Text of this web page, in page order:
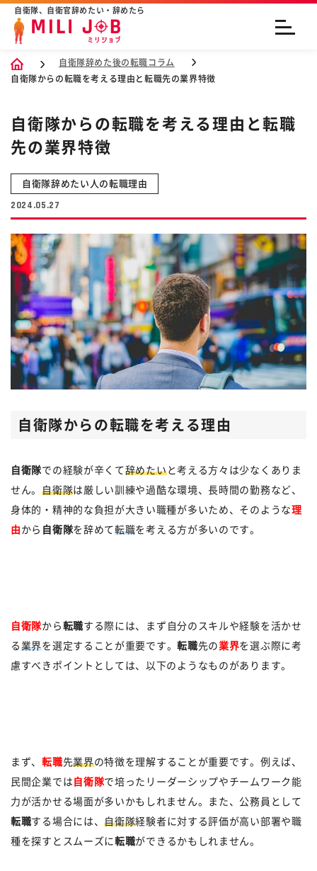
自衛隊、自衛官辞めたい・辞めたら
自衛隊辞めた後の転職コラム
自衛隊からの転職を考える理由と転職先の業界特徴
自衛隊からの転職を考える理由と転職
先の業界特徴
自衛隊辞めたい人の転職理由
2024.05.27
自衛隊からの転職を考える理由
自衛隊での経験が辛くて辞めたいと考える方々は少なくありま
せん。自衛隊は厳しい訓練や過酷な環境、長時間の勤務など、
身体的・精神的な負担が大きい職種が多いため、そのような理
由 から 自衛隊を辞めて転職を考える方が多いのです。
自衛隊から 転職する際には、まず自分のスキルや経験を活かせ
る 業界を選定することが重要です。転職先の 業界を選ぶ際に考
慮すべきポイントとしては、以下のようなものがあります。
まず、転職先業界の特徴を理解することが重要です。例えば、
民間企業では 自衛隊で培ったリーダーシップやチームワーク能
力が活かせる場面が多いかもしれません。また、公務員として
転職する場合には、自衛隊経験者に対する評価が高い部署や職
種を探すとスムーズに 転職ができるかもしれません。